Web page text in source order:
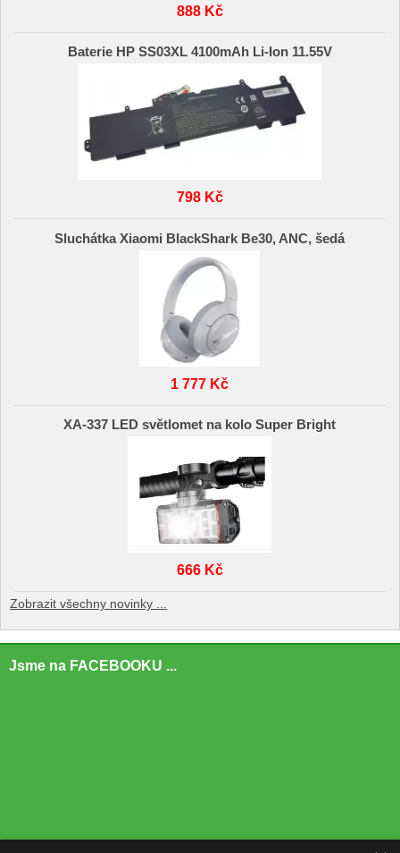
888 Kč
Baterie HP SS03XL 4100mAh Li-Ion 11.55V
798 Kč
Sluchátka Xiaomi BlackShark Be30, ANC, šedá
1 777 Kč
XA-337 LED světlomet na kolo Super Bright
666 Kč
Zobrazit všechny novinky ...
Jsme na FACEBOOKU ...